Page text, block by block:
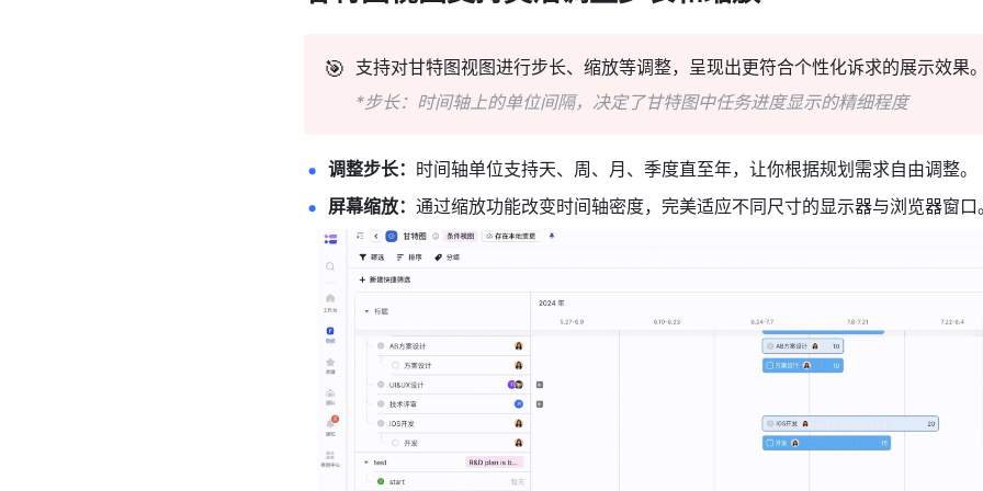
🎯 支持对甘特图视图进行步长、缩放等调整，呈现出更符合个性化诉求的展示效果
*步长：时间轴上的单位间隔，决定了甘特图中任务进度显示的精细程度
调整步长： 时间轴单位支持天、周、月、季度直至年，让你根据规划需求自由调整。
屏幕缩放： 通过缩放功能改变时间轴密度，完美适应不同尺寸的显示器与浏览器窗口